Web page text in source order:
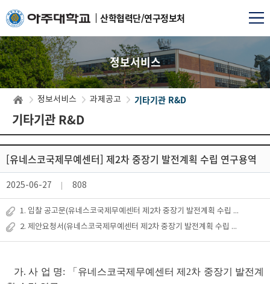
산학협력단/연구정보처
정보서비스
정보서비스 과제공고 기타기관 R&D
기타기관 R&D
[유네스코국제무예센터] 제2차 중장기 발전계획 수립 연구용역
2025-06-27 808
1. 입찰 공고문(유네스코국제무예센터 제2차 중장기 발전계획 수립 연구용역
2. 제안요청서(유네스코국제무예센터 제2차 중장기 발전계획 수립 연구용역
가. 사 업 명: 「유네스코국제무예센터 제2차 중장기 발전계